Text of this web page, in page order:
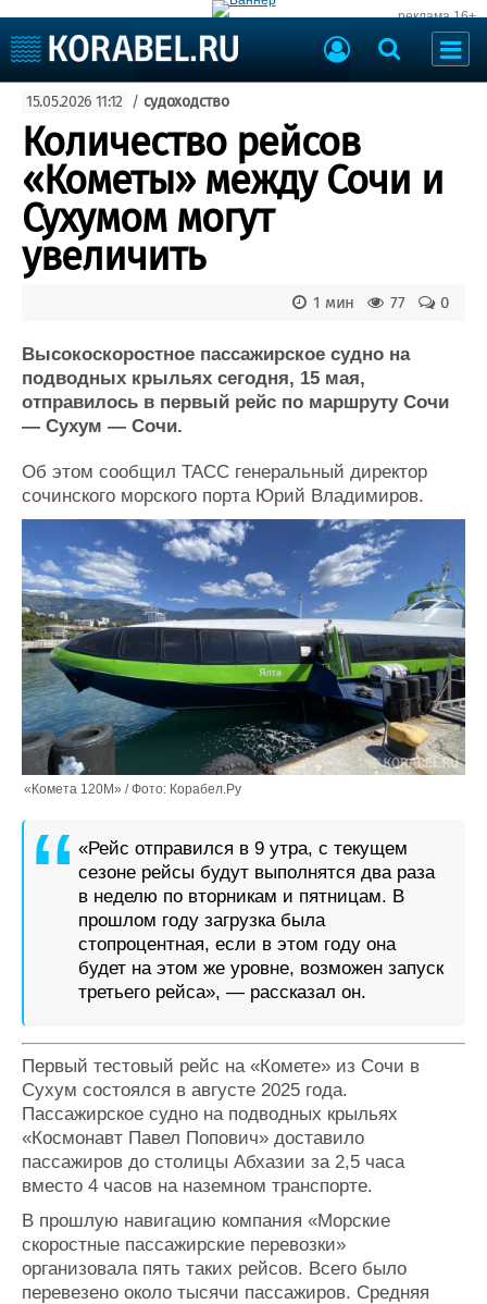
реклама 16+
Судоходство
Судоремонт
События
Пресс-релизы
Порты
Рыболовство
ВМФ
Образование
Яхты и катера
Еще
Пульс
Новости
Компании
Репутация
Крюинг
Журнал
Доска объявлений
Продажа флота
Оборудование
Услуги
Конференции
Выставки и семинары
Личности
Словарь
Флот
Галерея флота
Форум
Отзывы
Все службы
15.05.2026 11:12 / судоходство
Количество рейсов
«Кометы» между Сочи и
Сухумом могут
увеличить
0
77
1 мин
Высокоскоростное пассажирское судно на
подводных крыльях сегодня, 15 мая,
отправилось в первый рейс по маршруту Сочи
— Сухум — Сочи.
Об этом сообщил ТАСС генеральный директор
сочинского морского порта Юрий Владимиров.
«Комета 120М» / Фото: Корабел.Ру
«Рейс отправился в 9 утра, с текущем
сезоне рейсы будут выполнятся два раза
в неделю по вторникам и пятницам. В
прошлом году загрузка была
стопроцентная, если в этом году она
будет на этом же уровне, возможен запуск
третьего рейса», — рассказал он.
Первый тестовый рейс на «Комете» из Сочи в
Сухум состоялся в августе 2025 года.
Пассажирское судно на подводных крыльях
«Космонавт Павел Попович» доставило
пассажиров до столицы Абхазии за 2,5 часа
вместо 4 часов на наземном транспорте.
В прошлую навигацию компания «Морские
скоростные пассажирские перевозки»
организовала пять таких рейсов. Всего было
перевезено около тысячи пассажиров. Средняя